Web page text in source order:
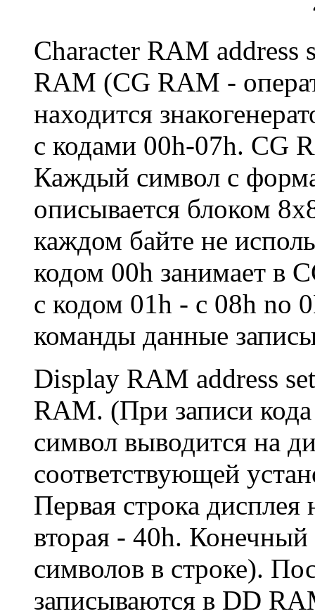
Character RAM address
RAM (CG RAM -
находится
с кодами 00h-07h. CG
Каждый символ с
описывается блоком
каждом байте не
кодом 00h занимает в
с кодом 01h - с 08h no
команды данные
Display RAM address
RAM. (При записи
символ выводится на
соответствующей
Первая строка дисплея
вторая - 40h. Конечный
символов в строке).
записываются в DD